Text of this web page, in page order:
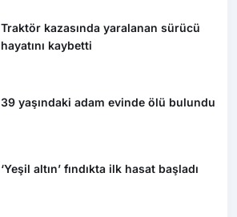
Traktör kazasında yaralanan sürücü
hayatını kaybetti
39 yaşındaki adam evinde ölü bulundu
‘Yeşil altın’ fındıkta ilk hasat başladı